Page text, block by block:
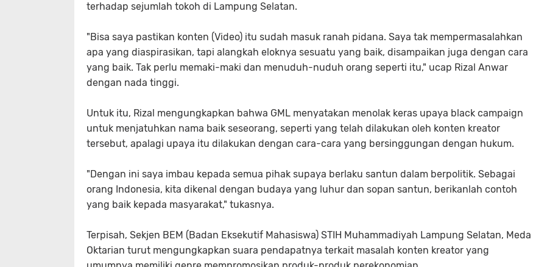
terhadap sejumlah tokoh di Lampung Selatan.
"Bisa saya pastikan konten (Video) itu sudah masuk ranah pidana. Saya tak mempermasalahkan
apa yang diaspirasikan, tapi alangkah eloknya sesuatu yang baik, disampaikan juga dengan cara
yang baik. Tak perlu memaki-maki dan menuduh-nuduh orang seperti itu," ucap Rizal Anwar
dengan nada tinggi.
Untuk itu, Rizal mengungkapkan bahwa GML menyatakan menolak keras upaya black campaign
untuk menjatuhkan nama baik seseorang, seperti yang telah dilakukan oleh konten kreator
tersebut, apalagi upaya itu dilakukan dengan cara-cara yang bersinggungan dengan hukum.
"Dengan ini saya imbau kepada semua pihak supaya berlaku santun dalam berpolitik. Sebagai
orang Indonesia, kita dikenal dengan budaya yang luhur dan sopan santun, berikanlah contoh
yang baik kepada masyarakat," tukasnya.
Terpisah, Sekjen BEM (Badan Eksekutif Mahasiswa) STIH Muhammadiyah Lampung Selatan, Meda
Oktarian turut mengungkapkan suara pendapatnya terkait masalah konten kreator yang